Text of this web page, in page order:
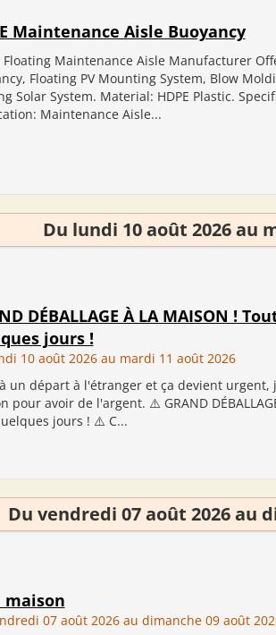
Maintenance Aisle Buoyancy
Floating Maintenance Aisle Manufacturer
Floating PV Mounting System, Blow
Solar System. Material: HDPE Plastic.
Maintenance Aisle...
Du lundi 10 août 2026 au
DÉBALLAGE À LA MAISON !
jours !
10 août 2026 au mardi 11 août 2026
un départ à l'étranger et ça devient
pour avoir de l'argent. ⚠️ GRAND
jours ! ⚠️ C...
Du vendredi 07 août 2026 au
maison
07 août 2026 au dimanche 09 août